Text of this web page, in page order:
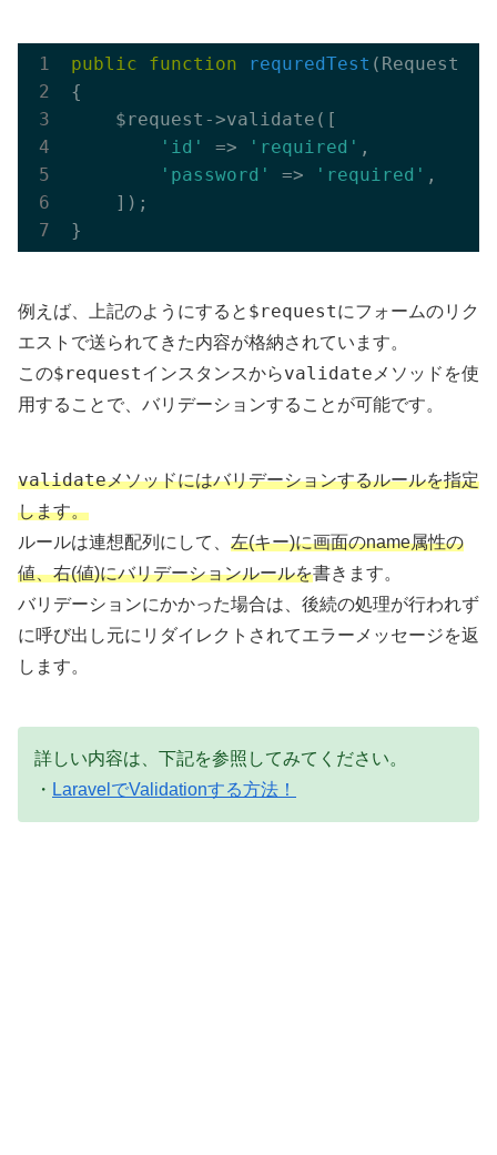
public function requredTest (Request
{
    $request->validate([
'id'
=> 'required' ,
'password'
=> 'required' ,
    ]);
例えば、上記のようにすると $requestにフォームのリク
エストで送られてきた内容が格納されています。
この$requestインスタンスからvalidate メソッドを使
用することで、バリデーションすることが可能です。
validateメソッドにはバリデーションするルールを指定
します。
ルールは連想配列にして、 左(キー)に画面のname属性の
値、右(値)にバリデーションルールを書きます。
バリデーションにかかった場合は、後続の処理が行われず
に呼び出し元にリダイレクトされてエラーメッセージを返
します。
詳しい内容は、下記を参照してみてください。
・ LaravelでValidationする方法！